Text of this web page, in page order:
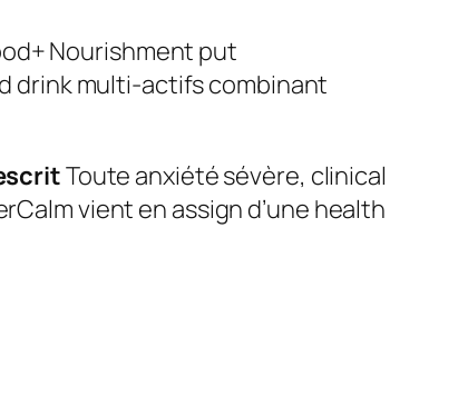
Nourishment put
drink multi-actifs combinant
Toute anxiété sévère, clinical
vient en assign d’une health